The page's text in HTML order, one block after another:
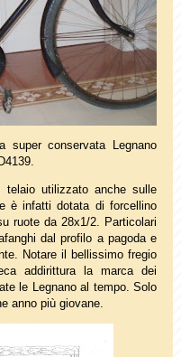
super conservata Legnano
utilizzato anche sulle
è infatti dotata di forcellino
ruote da 28x1/2. Particolari
dal profilo a pagoda e
Notare il bellissimo fregio
addirittura la marca dei
le Legnano al tempo. Solo
anno più giovane.